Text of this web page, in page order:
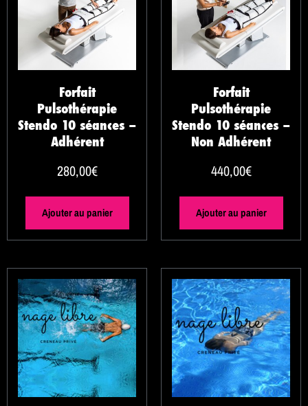
Forfait
Pulsothérapie
Stendo 10 séances –
Adhérent
280,00€
Ajouter au panier
Forfait
Pulsothérapie
Stendo 10 séances –
Non Adhérent
440,00€
Ajouter au panier